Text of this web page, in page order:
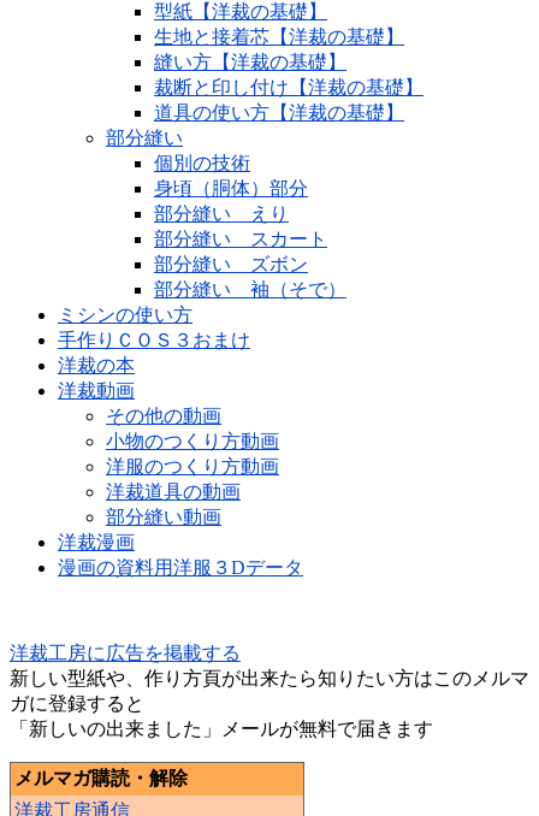
型紙【洋裁の基礎】
生地と接着芯【洋裁の基礎】
縫い方【洋裁の基礎】
裁断と印し付け【洋裁の基礎】
道具の使い方【洋裁の基礎】
部分縫い
個別の技術
身頃（胴体）部分
部分縫い えり
部分縫い スカート
部分縫い ズボン
部分縫い 袖（そで）
ミシンの使い方
手作りＣＯＳ３おまけ
洋裁の本
洋裁動画
その他の動画
小物のつくり方動画
洋服のつくり方動画
洋裁道具の動画
部分縫い動画
洋裁漫画
漫画の資料用洋服３Dデータ
洋裁工房に広告を掲載する
新しい型紙や、作り方頁が出来たら知りたい方はこのメルマ
ガに登録すると
「新しいの出来ました」メールが無料で届きます
メルマガ購読・解除
洋裁工房通信